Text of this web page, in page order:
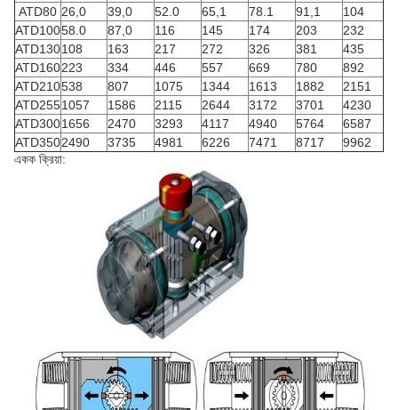
ATD80 26,0 39,0 52.0 65,1 78.1 91,1
104
ATD10058.0 87,0 116 145 174 203
232
ATD130108 163 217 272 326 381
435
ATD160223 334 446 557 669 780
892
ATD210538 807 1075 1344 1613 1882
2151
ATD2551057 1586 2115 2644 3172 3701
4230
ATD3001656 2470 3293 4117 4940 5764
6587
ATD3502490 3735 4981 6226 7471 8717
9962
একক ক্রিয়া: